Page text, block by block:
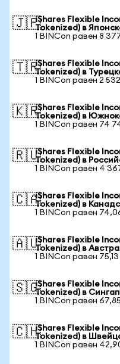
🇯🇵iShares Flexible
Tokenized) в
1 BINCon равен 8
🇹🇷iShares Flexible
Tokenized) в
1 BINCon равен 2
🇰🇷iShares Flexible
Tokenized) в
1 BINCon равен 74
🇷🇺iShares Flexible
Tokenized) в
1 BINCon равен 4
🇨🇦iShares Flexible
Tokenized) в
1 BINCon равен
🇦🇺iShares Flexible
Tokenized) в
1 BINCon равен 75,13
🇸🇬iShares Flexible
Tokenized) в
1 BINCon равен
🇨🇭iShares Flexible
Tokenized) в
1 BINCon равен